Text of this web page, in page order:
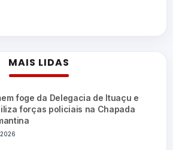
MAIS LIDAS
foge da Delegacia de Ituaçu e
forças policiais na Chapada